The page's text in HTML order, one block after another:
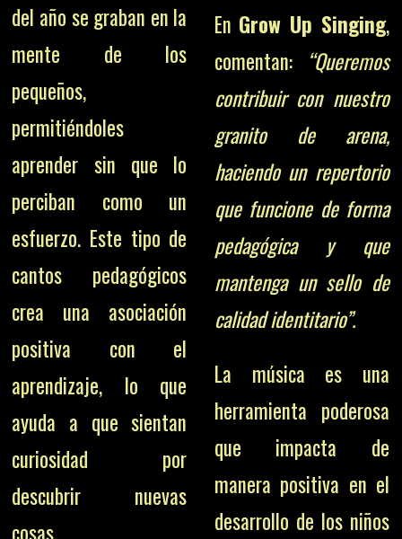
del año se graban en la
mente de los
pequeños,
permitiéndoles
aprender sin que lo
perciban como un
esfuerzo. Este tipo de
cantos pedagógicos
crea una asociación
positiva con el
aprendizaje, lo que
ayuda a que sientan
curiosidad por
descubrir nuevas
cosas.
En Grow Up Singing,
comentan: “Queremos
contribuir con nuestro
granito de arena,
haciendo un repertorio
que funcione de forma
pedagógica y que
mantenga un sello de
calidad identitario”.
La música es una
herramienta poderosa
que impacta de
manera positiva en el
desarrollo de los niños